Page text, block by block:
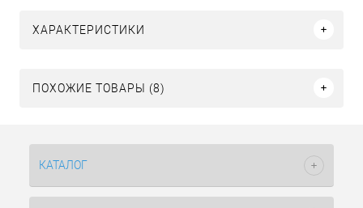
ХАРАКТЕРИСТИКИ
ПОХОЖИЕ ТОВАРЫ (8)
КАТАЛОГ